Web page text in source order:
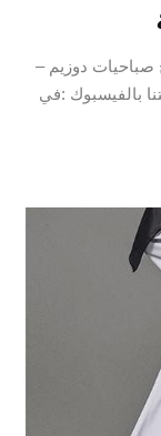
صباحيات دوزيم –
بالفيسبوك :في